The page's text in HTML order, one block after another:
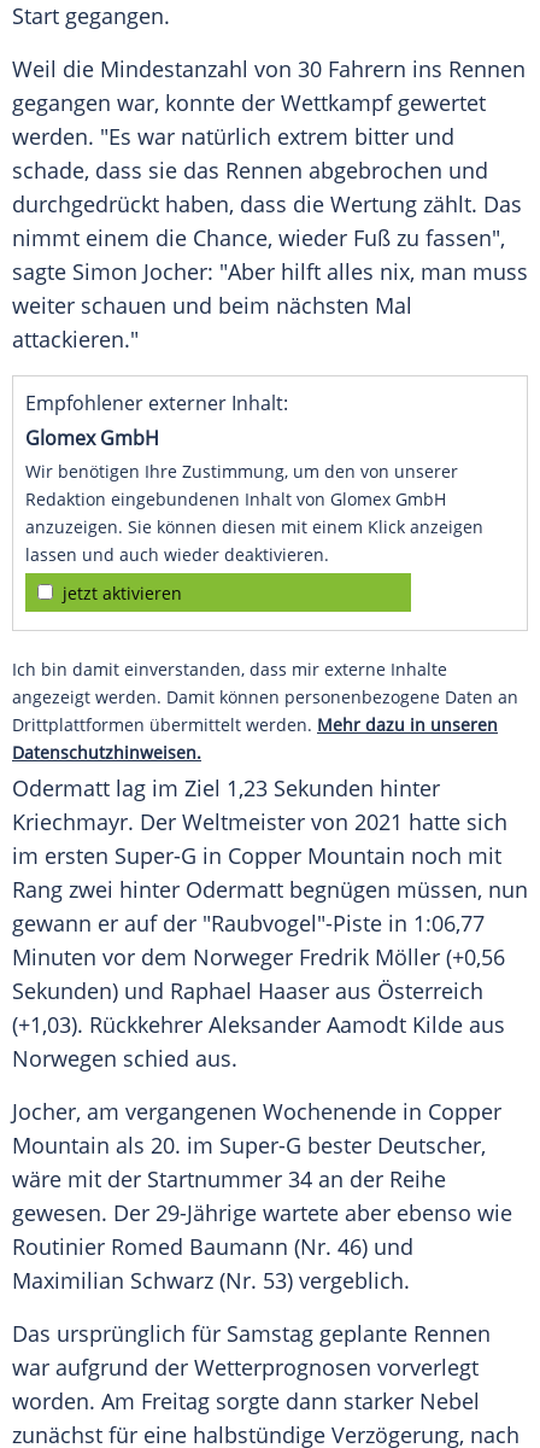
Start gegangen.
Weil die Mindestanzahl von 30 Fahrern ins Rennen
gegangen war, konnte der Wettkampf gewertet
werden. "Es war natürlich extrem bitter und
schade, dass sie das Rennen abgebrochen und
durchgedrückt haben, dass die Wertung zählt. Das
nimmt einem die Chance, wieder Fuß zu fassen",
sagte Simon Jocher: "Aber hilft alles nix, man muss
weiter schauen und beim nächsten Mal
attackieren."
Empfohlener externer Inhalt:
Glomex GmbH
Wir benötigen Ihre Zustimmung, um den von unserer
Redaktion eingebundenen Inhalt von Glomex GmbH
anzuzeigen. Sie können diesen mit einem Klick anzeigen
lassen und auch wieder deaktivieren.
jetzt aktivieren
Ich bin damit einverstanden, dass mir externe Inhalte
angezeigt werden. Damit können personenbezogene Daten an
Drittplattformen übermittelt werden. Mehr dazu in unseren
Datenschutzhinweisen.
Odermatt lag im Ziel 1,23 Sekunden hinter
Kriechmayr. Der Weltmeister von 2021 hatte sich
im ersten Super-G in Copper Mountain noch mit
Rang zwei hinter Odermatt begnügen müssen, nun
gewann er auf der "Raubvogel"-Piste in 1:06,77
Minuten vor dem Norweger Fredrik Möller (+0,56
Sekunden) und Raphael Haaser aus Österreich
(+1,03). Rückkehrer Aleksander Aamodt Kilde aus
Norwegen schied aus.
Jocher, am vergangenen Wochenende in Copper
Mountain als 20. im Super-G bester Deutscher,
wäre mit der Startnummer 34 an der Reihe
gewesen. Der 29-Jährige wartete aber ebenso wie
Routinier Romed Baumann (Nr. 46) und
Maximilian Schwarz (Nr. 53) vergeblich.
Das ursprünglich für Samstag geplante Rennen
war aufgrund der Wetterprognosen vorverlegt
worden. Am Freitag sorgte dann starker Nebel
zunächst für eine halbstündige Verzögerung, nach